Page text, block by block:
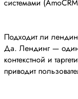
системами
Подходит ли
Да. Лендинг — один
контекстной и
приводит